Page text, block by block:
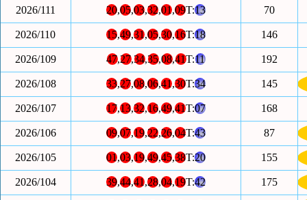
2026/111 20,05,03,32,01,09T:13 70
2026/110 15,49,31,05,30,16T:18 146
2026/109 47,27,34,35,08,41T:11 192
2026/108 33,27,08,06,41,30T:34 145
2026/107 17,13,32,16,49,41T:07 168
2026/106 09,07,19,22,26,04T:43 87
2026/105 01,03,19,49,45,38T:20 155
2026/104 39,44,41,28,04,19T:42 175